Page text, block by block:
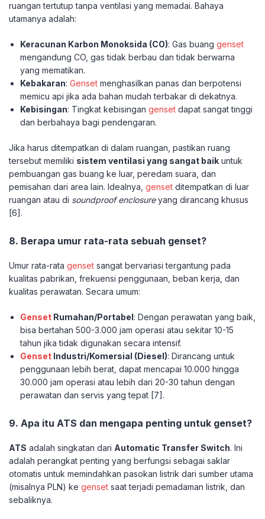
ruangan tertutup tanpa ventilasi yang memadai. Bahaya
utamanya adalah:
Keracunan Karbon Monoksida (CO): Gas buanggenset
mengandung CO, gas tidak berbau dan tidak berwarna
yang mematikan.
Kebakaran:Genset menghasilkan panas dan berpotensi
memicu api jika ada bahan mudah terbakar di dekatnya.
Kebisingan: Tingkat kebisingangenset dapat sangat tinggi
dan berbahaya bagi pendengaran.
Jika harus ditempatkan di dalam ruangan, pastikan ruang
tersebut memiliki sistem ventilasi yang sangat baik untuk
pembuangan gas buang ke luar, peredam suara, dan
pemisahan dari area lain. Idealnya, genset ditempatkan di luar
ruangan atau di soundproof enclosureyang dirancang khusus
[6].
8. Berapa umur rata-rata sebuah genset?
Umur rata-rata genset sangat bervariasi tergantung pada
kualitas pabrikan, frekuensi penggunaan, beban kerja, dan
kualitas perawatan. Secara umum:
Genset Rumahan/Portabel: Dengan perawatan yang baik,
bisa bertahan 500-3.000 jam operasi atau sekitar 10-15
tahun jika tidak digunakan secara intensif.
Genset Industri/Komersial (Diesel): Dirancang untuk
penggunaan lebih berat, dapat mencapai 10.000 hingga
30.000 jam operasi atau lebih dari 20-30 tahun dengan
perawatan dan servis yang tepat [7].
9. Apa itu ATS dan mengapa penting untuk genset?
ATS adalah singkatan dari Automatic Transfer Switch. Ini
adalah perangkat penting yang berfungsi sebagai saklar
otomatis untuk memindahkan pasokan listrik dari sumber utama
(misalnya PLN) ke genset saat terjadi pemadaman listrik, dan
sebaliknya.